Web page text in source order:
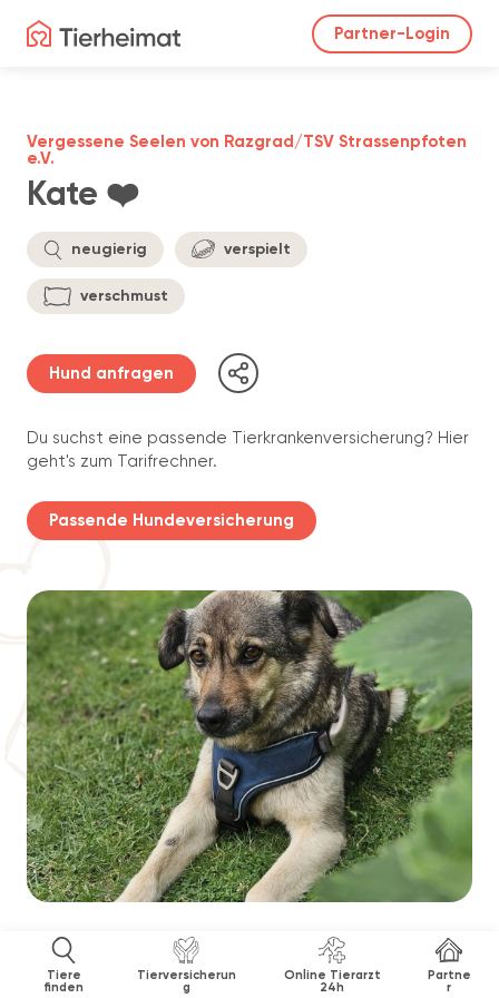
Partner-Login
Tiere
finden
Tierversicherun
g
Online Tierarzt
24h
Partne
r
Kate ❤️
Vergessene Seelen von Razgrad/TSV Strassenpfoten
e.V.
neugierig verspielt
verschmust
Hund anfragen
Du suchst eine passende Tierkrankenversicherung? Hier
geht's zum Tarifrechner.
Passende Hundeversicherung